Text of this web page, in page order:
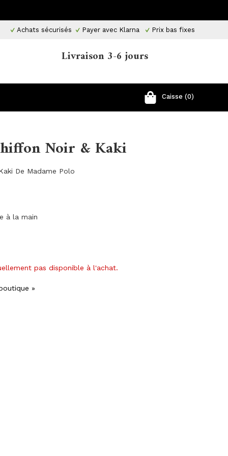
Achats sécurisés Payer avec Klarna Prix ​​bas fixes
Livraison 3-6 jours
Caisse (0)
Noir & Kaki
De Madame Polo
à la main
pas disponible à l'achat.
»